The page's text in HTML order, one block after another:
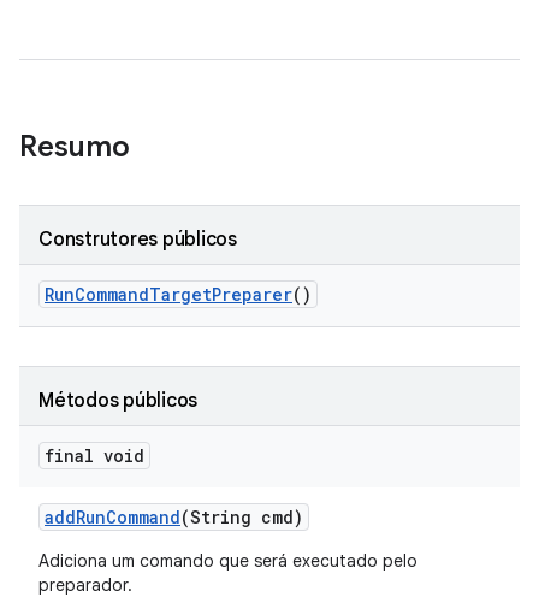
Resumo
Construtores públicos
RunCommandTargetPreparer()
Métodos públicos
final void
addRunCommand(String cmd)
Adiciona um comando que será executado pelo
preparador.